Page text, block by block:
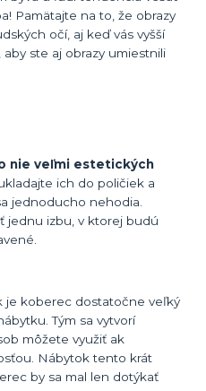
Pamätajte na to, že obrazy
očí, aj keď vás vyšší
ste aj obrazy umiestnili
nie veľmi estetických
ich do poličiek a
jednoducho nehodia.
jednu izbu, v ktorej budú
je koberec dostatočne veľký
Tým sa vytvorí
môžete využiť ak
Nábytok tento krát
by sa mal len dotýkať